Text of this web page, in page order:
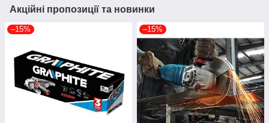
Акційні пропозиції та новинки
–15% –15%